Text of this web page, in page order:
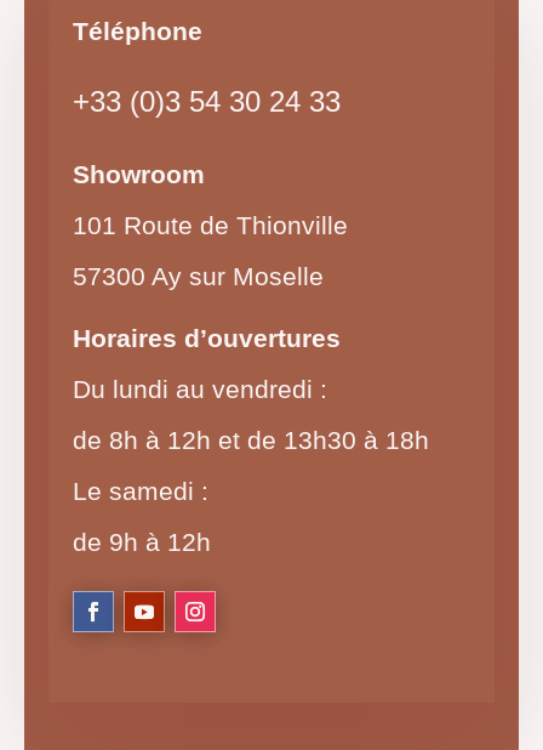
Téléphone
+33 (0)3 54 30 24 33
Showroom
101 Route de Thionville
57300 Ay sur Moselle
Horaires d’ouvertures
Du lundi au vendredi :
de 8h à 12h et de 13h30 à 18h
Le samedi :
de 9h à 12h